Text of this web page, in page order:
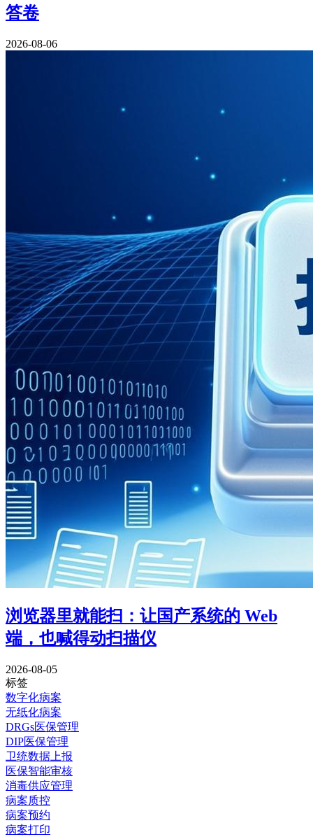
答卷
2026-08-06
浏览器里就能扫：让国产系统的 Web
端，也喊得动扫描仪
2026-08-05
标签
数字化病案
无纸化病案
DRGs医保管理
DIP医保管理
卫统数据上报
医保智能审核
消毒供应管理
病案质控
病案预约
病案打印